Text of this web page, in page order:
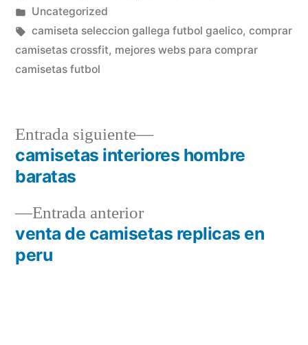
por
Publicado
en
Uncategorized
Etiquetas:
camiseta seleccion gallega futbol gaelico, comprar
camisetas crossfit, mejores webs para comprar
camisetas futbol
Navegación
entradas
Entrada anteriorEntrada
anterior:
venta de camisetas replicas en
peru
Entrada siguiente
Entrada
siguiente:
camisetas interiores hombre
baratas